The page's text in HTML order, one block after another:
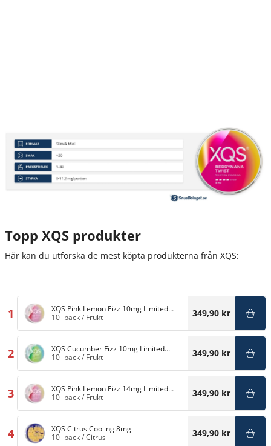
Topp XQS produkter
Här kan du utforska de mest köpta produkterna från XQS:
1
XQS Pink Lemon Fizz 10mg Limited
Edition
10 -pack/ Frukt 349,90 kr
2
XQS Cucumber Fizz 10mg Limited
Edition
10 -pack/ Frukt 349,90 kr
3
XQS Pink Lemon Fizz 14mg Limited
Edition
10 -pack/ Frukt 349,90 kr
4
XQS Citrus Cooling 8mg
10 -pack/Citrus 349,90 kr